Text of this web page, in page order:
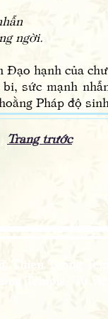
ngời.
hạnh của chư
sức mạnh
Pháp độ
Trang trước
Thien Tuong
Tu